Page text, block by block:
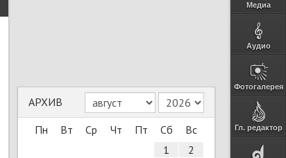
Медиа
Аудио
Фотогалерея
Гл. редактор
АРХИВ
Пн
Вт Ср Чт Пт Сб
Вс
1
2